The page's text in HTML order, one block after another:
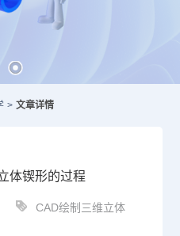
> 文章详情
体锲形的过程
CAD绘制三维立体